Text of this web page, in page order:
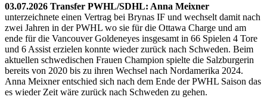
03.07.2026 Transfer PWHL/SDHL: Anna Meixner
unterzeichnete einen Vertrag bei Brynas IF und wechselt damit nach
zwei Jahren in der PWHL wo sie für die Ottawa Charge und am
ende für die Vancouver Goldeneyes insgesamt in 66 Spielen 4 Tore
und 6 Assist erzielen konnte wieder zurück nach Schweden. Beim
aktuellen schwedischen Frauen Champion spielte die Salzburgerin
bereits von 2020 bis zu ihren Wechsel nach Nordamerika 2024.
Anna Meixner entschied sich nach dem Ende der PWHL Saison das
es wieder Zeit wäre zurück nach Schweden zu gehen.